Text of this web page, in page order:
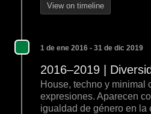
View on timeline
1 de ene 2016 - 31 de dic 2019
2016–2019 |
House, techno y minimal
expresiones. Aparecen
igualdad de género en la